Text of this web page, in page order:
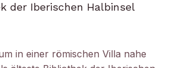
der Iberischen Halbinsel
in einer römischen Villa nahe